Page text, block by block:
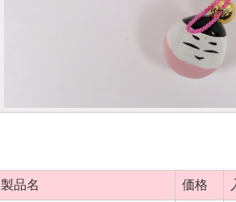
製品名 価格